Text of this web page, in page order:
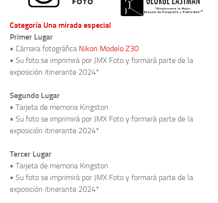
Categoría Una mirada especial
Primer Lugar
• Cámara fotográfica Nikon Modelo Z30
• Su foto se imprimirá por JMX Foto y formará parte de la
exposición itinerante 2024*
Segundo Lugar
• Tarjeta de memoria Kingston
• Su foto se imprimirá por JMX Foto y formará parte de la
exposición itinerante 2024*
Tercer Lugar
• Tarjeta de memoria Kingston
• Su foto se imprimirá por JMX Foto y formará parte de la
exposición itinerante 2024*